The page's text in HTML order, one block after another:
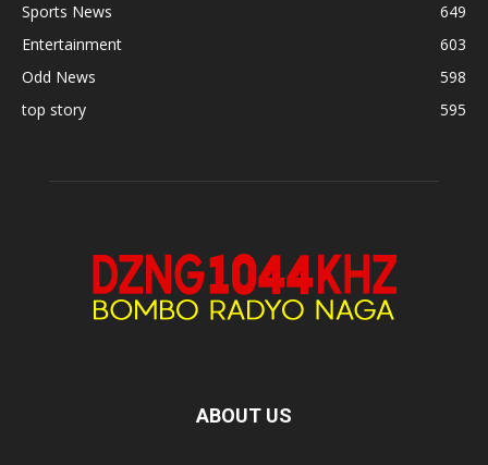
Sports News
649
Entertainment
603
Odd News
598
top story
595
ABOUT US